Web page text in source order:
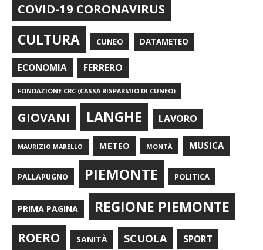
COVID-19 CORONAVIRUS
CULTURA CUNEO DATAMETEO
ECONOMIA FERRERO
FONDAZIONE CRC (CASSA RISPARMIO DI CUNEO)
GIOVANI LANGHE LAVORO
MAURIZIO MARELLO METEO MONTÀ MUSICA
PALLAPUGNO PIEMONTE POLITICA
PRIMA PAGINA REGIONE PIEMONTE
ROERO SANITÀ SCUOLA SPORT